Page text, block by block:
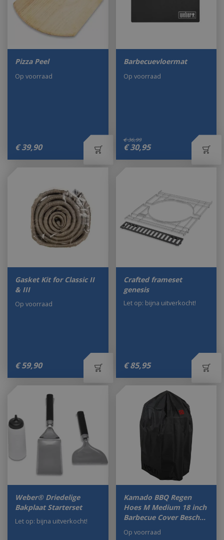
Pizza Peel
€ 39,90
Op voorraad
Barbecuevloermat
€ 36,99
€ 30,95
Op voorraad
Gasket Kit for Classic II
& III
€ 59,90
Op voorraad
Crafted frameset
genesis
€ 85,95
Let op: bijna uitverkocht!
Weber® Driedelige
Bakplaat Starterset
Let op: bijna uitverkocht!
Kamado BBQ Regen
Hoes M Medium 18 inch
Barbecue Cover Besch…
Op voorraad